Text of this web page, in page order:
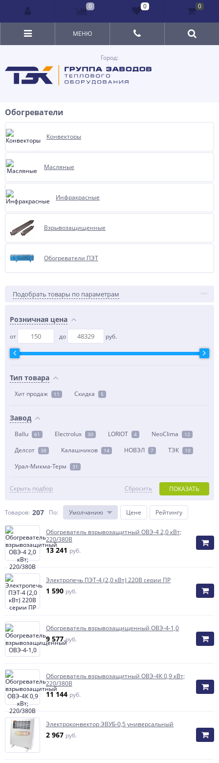
Город:
МЕНЮ
Обогреватели
Конвекторы
Масляные
Инфракрасные
Взрывозащищенные
Обогреватели ПЭТ
Подобрать товары по параметрам
Розничная цена
от до руб.
Тип товара
Хит продаж 11 Скидка 5
Завод
Ballu 61 Electrolux 30 LORIOT 4 NeoClima 12
Делсот 38 Калашников 14 НОВЭЛ 7 ТЭК 10
Урал-Микма-Терм 31
Скрыть подбор ПОКАЗАТЬ
Сбросить
Товаров: 207 По: Умолчанию Цене Рейтингу
Обогреватель взрывозащитный ОВЭ-4 2,0 кВт;
220/380В
13 241 руб.
Электропечь ПЭТ-4 (2,0 кВт) 220В серии ПР
1 590 руб.
Обогреватель взрывозащищенный ОВЭ-4-1,0
9 577руб.
Обогреватель взрывозащитный ОВЭ-4К 0,9 кВт;
220/380В
11 144 руб.
Электроконвектор ЭВУБ-0,5 универсальный
2 967 руб.
0 0 0